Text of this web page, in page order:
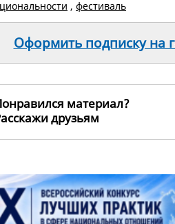
, фестиваль
Оформить подписку на
материал?
друзьям